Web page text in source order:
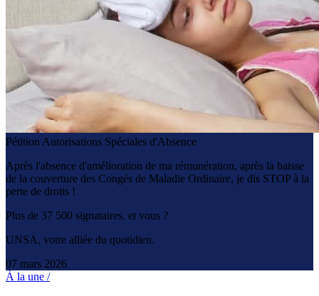
Pétition Autorisations Spéciales d'Absence
Après l'absence d'amélioration de ma rémunération, après la baisse
de la couverture des Congés de Maladie Ordinaire, je dis STOP à la
perte de droits !
Plus de 37 500 signataires, et vous ?
UNSA, votre alliée du quotidien.
07 mars 2026
À la une /